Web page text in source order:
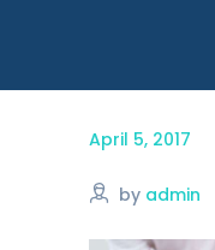
April 5, 2017
by admin